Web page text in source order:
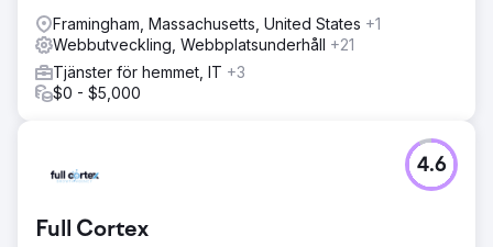
Framingham, Massachusetts, United States +1
Webbutveckling, Webbplatsunderhåll +21
Tjänster för hemmet, IT +3
$0 - $5,000
Full Cortex
4.6